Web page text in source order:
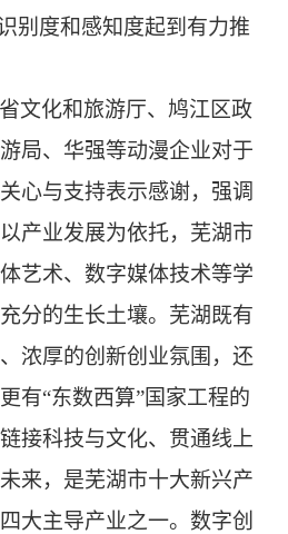
别度和感知度起到有力推
文化和旅游厅、鸠江区政
局、华强等动漫企业对于
心与支持表示感谢，强调
产业发展为依托，芜湖市
艺术、数字媒体技术等学
分的生长土壤。芜湖既有
浓厚的创新创业氛围，还
有“东数西算”国家工程的
接科技与文化、贯通线上
来，是芜湖市十大新兴产
大主导产业之一。数字创